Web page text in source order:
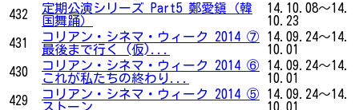
432
定期公演シリーズ Part5 鄭愛鎭（韓
国舞踊）
14.10.08～14.
10.23
431
コリアン・シネマ・ウィーク 2014 ⑦
最後まで行く (仮)...
14.09.24～14.
10.01
430
コリアン・シネマ・ウィーク 2014 ⑥
これが私たちの終わり...
14.09.24～14.
10.01
429
コリアン・シネマ・ウィーク 2014 ⑤
ストーン
14.09.24～14.
10.01